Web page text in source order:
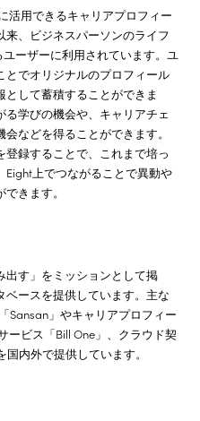
活用できるキャリアプロフィー
来、ビジネスパーソンのライフ
ーザーに利用されています。ユ
とでオリジナルのプロフィール
して蓄積することができま
学びの機会や、キャリアチェ
などを得ることができます。
録することで、これまで培っ
上でつながることで異動や
きます。
出す」をミッションとして掲
ースを提供しています。主な
Sansan」やキャリアプロフィー
ービス「Bill One」、クラウド契
内外で提供しています。